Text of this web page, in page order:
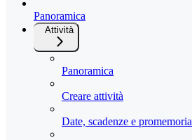
Panoramica
Attività
Panoramica
Creare attività
Date, scadenze e promemoria